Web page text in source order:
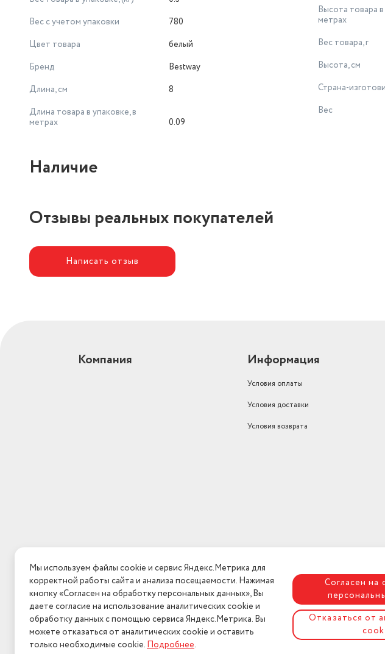
Вес с учетом упаковки
780
Цвет товара
белый
Бренд
Bestway
Длина, см
8
Длина товара в упаковке, в
метрах
0.09
Высота товара в
метрах
Вес товара, г
Высота, см
Страна-
Вес
Наличие
Отзывы реальных покупателей
Написать отзыв
Компания Информация
Условия оплаты
Условия доставки
Условия возврата
Мы используем файлы cookie и сервис Яндекс.Метрика для
корректной работы сайта и анализа посещаемости. Нажимая
кнопку «Согласен на обработку персональных данных», Вы
даете согласие на использование аналитических cookie и
обработку данных с помощью сервиса Яндекс.Метрика. Вы
можете отказаться от аналитических cookie и оставить
только необходимые cookie.Подробнее.
Согласен на
Отказаться от